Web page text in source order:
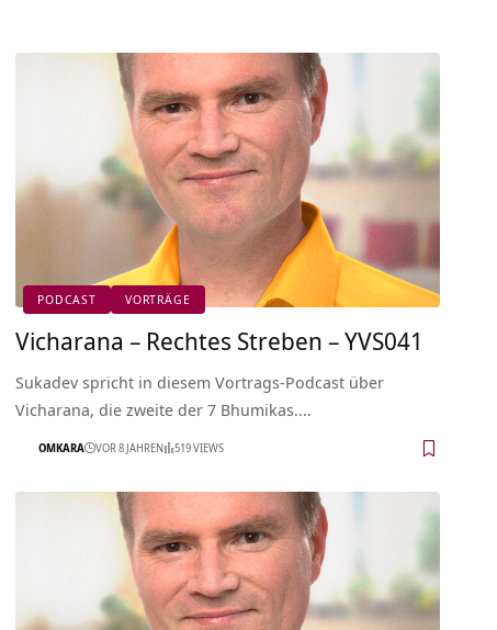
PODCAST VORTRÄGE
Vicharana – Rechtes Streben – YVS041
Sukadev spricht in diesem Vortrags-Podcast über
Vicharana, die zweite der 7 Bhumikas.…
OMKARA VOR 8 JAHREN 519 VIEWS